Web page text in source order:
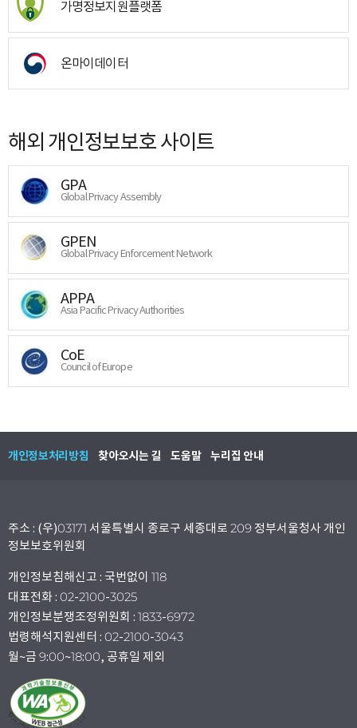
가명정보지원플랫폼
온마이데이터
해외 개인정보보호 사이트
GPA
Global Privacy Assembly
GPEN
Global Privacy Enforcement Network
APPA
Asia Pacific Privacy Authorities
CoE
Council of Europe
개인정보처리방침 찾아오시는 길 도움말 누리집 안내
주소 : (우)03171 서울특별시 종로구 세종대로 209 정부서울청사 개인
정보보호위원회
개인정보침해신고 : 국번없이 118
대표전화 : 02-2100-3025
개인정보분쟁조정위원회 : 1833-6972
법령해석지원센터 : 02-2100-3043
월~금 9:00~18:00, 공휴일 제외